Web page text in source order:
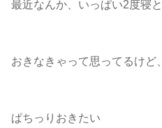
最近なんか、いっぱい2度寝
おきなきゃって思ってるけど
ぱちっりおきたい